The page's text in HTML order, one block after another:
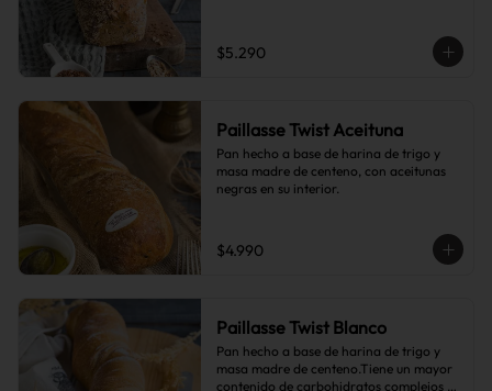
tostado y frutos secos.
$5.290
Paillasse Twist Aceituna
Pan hecho a base de harina de trigo y
masa madre de centeno, con aceitunas
negras en su interior.
$4.990
Paillasse Twist Blanco
Pan hecho a base de harina de trigo y
masa madre de centeno.Tiene un mayor
contenido de carbohidratos complejos